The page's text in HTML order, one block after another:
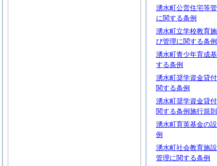
湧水町公営住宅等
に関する条例
湧水町立学校教育
び管理に関する条例
湧水町青少年育成
する条例
湧水町奨学資金貸
関する条例
湧水町奨学資金貸
関する条例施行規則
湧水町育英基金の
例
湧水町社会教育施
管理に関する条例